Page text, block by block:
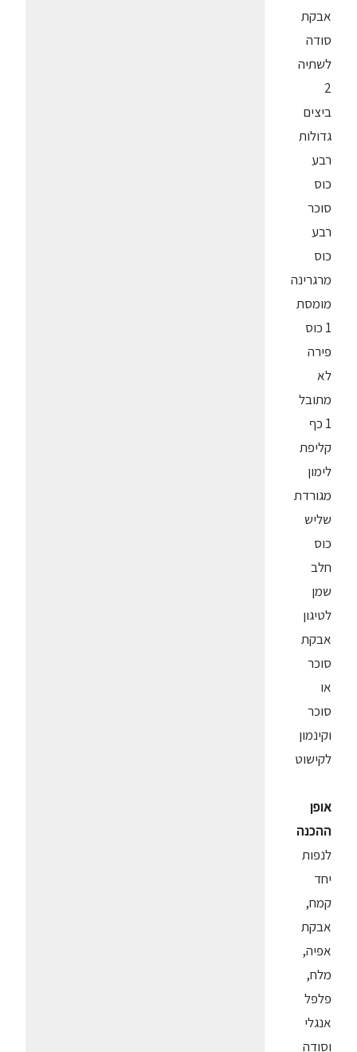
אבקת
סודה
לשתיה
2
ביצים
גדולות
רבע
כוס
סוכר
רבע
כוס
מרגרינה
מומסת
1 כוס
פירה
לא
מתובל
1 כף
קליפת
לימון
מגורדת
שליש
כוס
חלב
שמן
לטיגון
אבקת
סוכר
או
סוכר
וקינמון
לקישוט
אופן
ההכנה
לנפות
יחד
קמח,
אבקת
אפיה,
מלח,
פלפל
אנגלי
וסודה